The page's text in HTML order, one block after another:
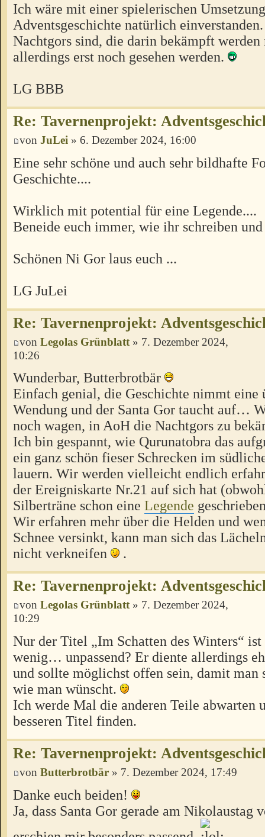
Ich wäre mit einer spielerischen
Adventsgeschichte natürlich
Nachtgors sind, die darin bekämpft werden
allerdings erst noch gesehen werden.
LG BBB
Re: Tavernenprojekt:
von JuLei » 6. Dezember 2024, 16:00
Eine sehr schöne und auch sehr bildhafte
Geschichte....
Wirklich mit potential für eine Legende....
Beneide euch immer, wie ihr schreiben
Schönen Ni Gor laus euch ...
LG JuLei
Re: Tavernenprojekt:
von Legolas Grünblatt » 7. Dezember 2024,
10:26
Wunderbar, Butterbrotbär
Einfach genial, die Geschichte nimmt eine
Wendung und der Santa Gor taucht auf…
noch wagen, in AoH die Nachtgors zu
Ich bin gespannt, wie Qurunatobra das
ein ganz schön fieser Schrecken im
lauern. Wir werden vielleicht endlich
der Ereigniskarte Nr.21 auf sich hat
Silberträne schon eine Legende
Wir erfahren mehr über die Helden und
Schnee versinkt, kann man sich das
nicht verkneifen
.
Re: Tavernenprojekt:
von Legolas Grünblatt» 7. Dezember 2024,
10:29
Nur der Titel „Im Schatten des Winters“
wenig… unpassend? Er diente allerdings
und sollte möglichst offen sein, damit man
wie man wünscht.
Ich werde Mal die anderen Teile abwarten
besseren Titel finden.
Re: Tavernenprojekt:
von Butterbrotbär » 7. Dezember 2024, 17:49
Danke euch beiden!
Ja, dass Santa Gor gerade am